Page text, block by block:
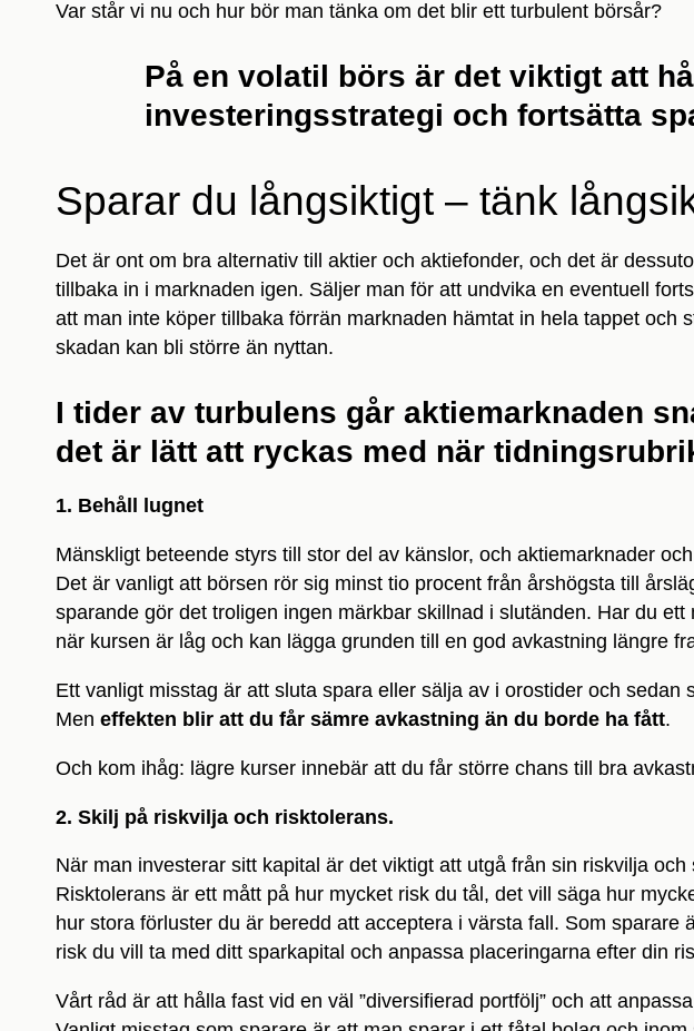
Var står vi nu och hur bör man tänka om det blir ett turbulent börsår?
På en volatil börs är det viktigt att
investeringsstrategi och fortsätta
Sparar du långsiktigt – tänk
Det är ont om bra alternativ till aktier och aktiefonder, och det är
tillbaka in i marknaden igen. Säljer man för att undvika en eventuell
att man inte köper tillbaka förrän marknaden hämtat in hela tappet och
skadan kan bli större än nyttan.
I tider av turbulens går aktiemarknaden
det är lätt att ryckas med när
1. Behåll lugnet
Mänskligt beteende styrs till stor del av känslor, och aktiemarknader
Det är vanligt att börsen rör sig minst tio procent från årshögsta till
sparande gör det troligen ingen märkbar skillnad i slutänden. Har du
när kursen är låg och kan lägga grunden till en god avkastning längre
Ett vanligt misstag är att sluta spara eller sälja av i orostider och sedan
Men effekten blir att du får sämre avkastning än du borde ha fått.
Och kom ihåg: lägre kurser innebär att du får större chans till bra
2. Skilj på riskvilja och risktolerans.
När man investerar sitt kapital är det viktigt att utgå från sin riskvilja
Risktolerans är ett mått på hur mycket risk du tål, det vill säga hur
hur stora förluster du är beredd att acceptera i värsta fall. Som sparare
risk du vill ta med ditt sparkapital och anpassa placeringarna efter din
Vårt råd är att hålla fast vid en väl ”diversifierad portfölj” och att